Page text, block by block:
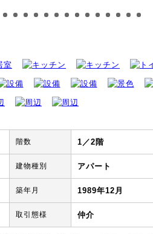
階数 1／2階
建物種別 アパート
築年月 1989年12月
取引態様 仲介